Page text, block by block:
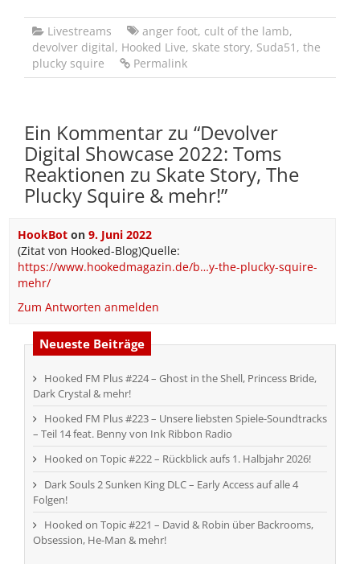
Livestreams anger foot, cult of the lamb,
devolver digital, Hooked Live, skate story, Suda51 , the
plucky squire
Permalink
Ein Kommentar zu “Devolver
Digital Showcase 2022: Toms
Reaktionen zu Skate Story, The
Plucky Squire & mehr!”
HookBoton 9. Juni 2022
(Zitat von Hooked-Blog)Quelle:
https://www.hookedmagazin.de/b…y-the-plucky-squire-
mehr/
Zum Antworten anmelden
Neueste Beiträge
Hooked FM Plus #224 – Ghost in the Shell, Princess Bride,
Dark Crystal & mehr!
Hooked FM Plus #223 – Unsere liebsten Spiele-Soundtracks
– Teil 14 feat. Benny von Ink Ribbon Radio
Hooked on Topic #222 – Rückblick aufs 1. Halbjahr 2026!
Dark Souls 2 Sunken King DLC – Early Access auf alle 4
Folgen!
Hooked on Topic #221 – David & Robin über Backrooms,
Obsession, He-Man & mehr!